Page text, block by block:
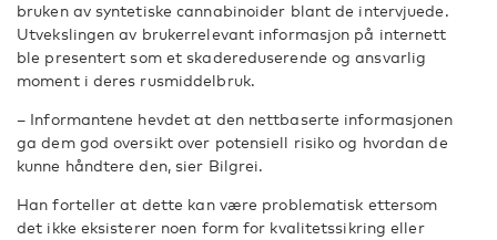
bruken av syntetiske cannabinoider blant de intervjuede.
Utvekslingen av brukerrelevant informasjon på internett
ble presentert som et skadereduserende og ansvarlig
moment i deres rusmiddelbruk.
– Informantene hevdet at den nettbaserte informasjonen
ga dem god oversikt over potensiell risiko og hvordan de
kunne håndtere den, sier Bilgrei.
Han forteller at dette kan være problematisk ettersom
det ikke eksisterer noen form for kvalitetssikring eller